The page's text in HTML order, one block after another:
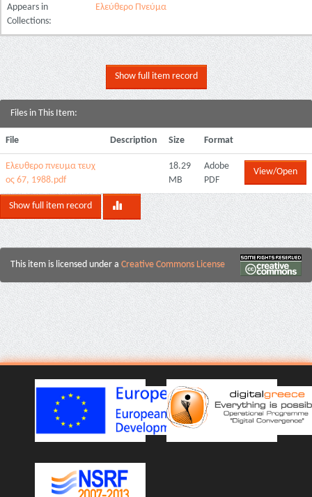
Appears in
Collections:
Ελεύθερο Πνεύμα
Show full item record
Files in This Item:
File Description Size Format
Ελευθερο πνευμα τευχ
ος 67, 1988.pdf
18.29
MB
Adobe
PDF
View/Open
Show full item record
This item is licensed under a Creative Commons License